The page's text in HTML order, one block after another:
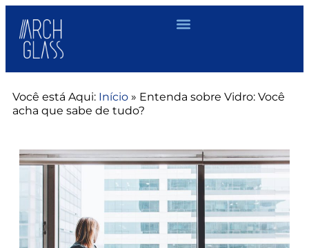
Você está Aqui: Início » Entenda sobre Vidro: Você
acha que sabe de tudo?